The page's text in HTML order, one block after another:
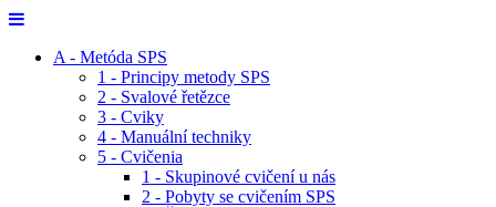
A - Metóda SPS
1 - Principy metody SPS
2 - Svalové řetězce
3 - Cviky
4 - Manuální techniky
5 - Cvičenia
1 - Skupinové cvičení u nás
2 - Pobyty se cvičením SPS